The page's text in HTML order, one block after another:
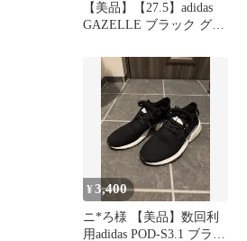
【美品】【27.5】adidas
GAZELLE ブラック グリ
¥3,400
ニ*ろ様 【美品】数回利
用adidas POD-S3.1 ブラッ